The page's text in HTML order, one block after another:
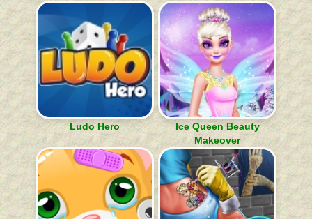
Ludo Hero
Ice Queen Beauty
Makeover